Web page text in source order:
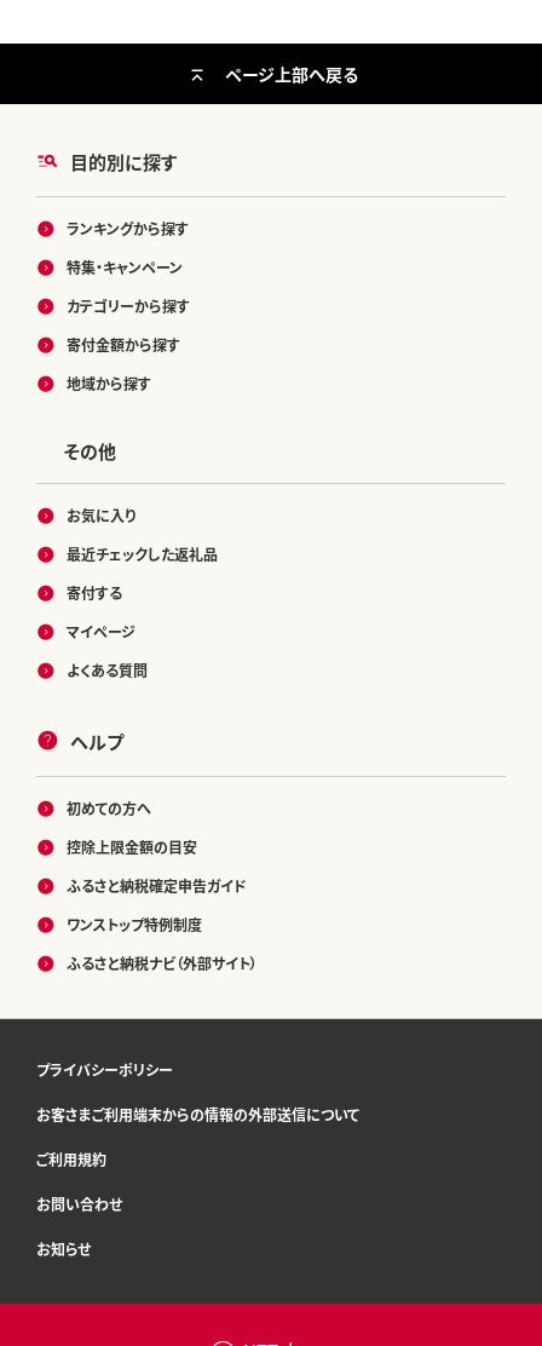
目的別に探す
ランキングから探す
特集・キャンペーン
カテゴリーから探す
寄付金額から探す
地域から探す
その他
お気に入り
最近チェックした返礼品
寄付する
マイページ
よくある質問
ヘルプ
初めての方へ
控除上限金額の目安
ふるさと納税確定申告ガイド
ワンストップ特例制度
ふるさと納税ナビ（外部サイト）
ページ上部へ戻る
プライバシーポリシー
お客さまご利用端末からの情報の外部送信について
ご利用規約
お問い合わせ
お知らせ